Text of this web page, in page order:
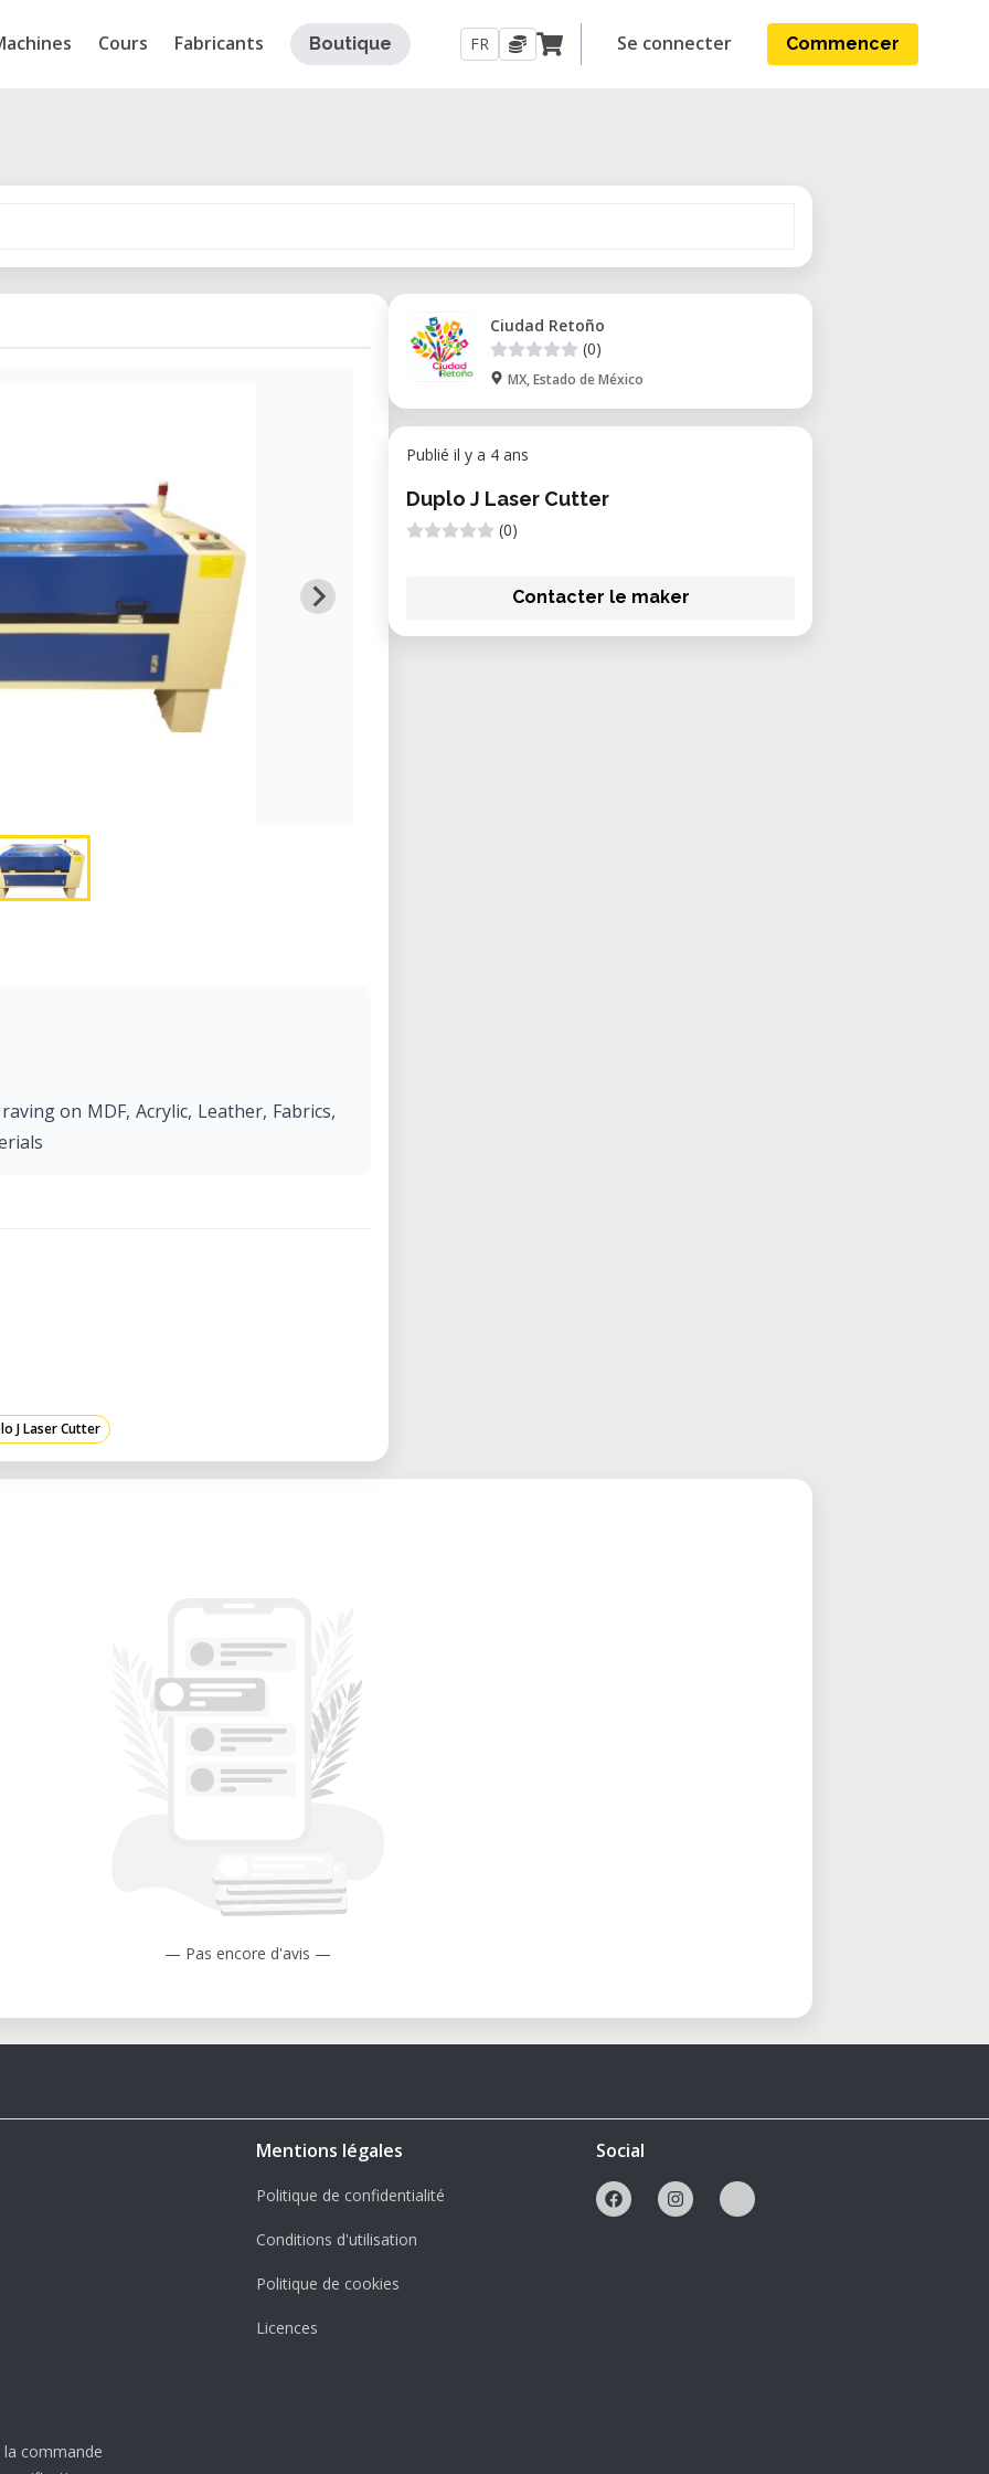
Cours Fabricants Boutique FR Se connecter Commencer
on MDF, Acrylic, Leather, Fabrics,
J Laser Cutter
Ciudad Retoño
(0)
MX, Estado de México
Publié il y a 4 ans
Duplo J Laser Cutter
(0)
Contacter le maker
— Pas encore d'avis —
la commande
Mentions légales
Politique de confidentialité
Conditions d'utilisation
Politique de cookies
Licences
Social